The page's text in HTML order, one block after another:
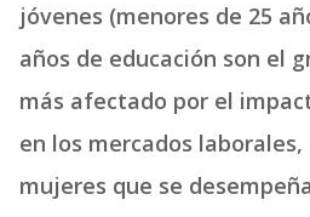
jóvenes (menores de 25
años de educación son el
más afectado por el
en los mercados
mujeres que se